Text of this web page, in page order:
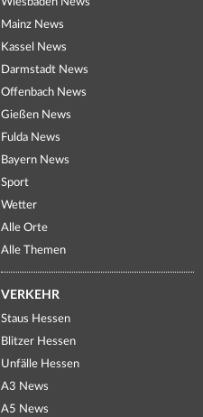
Wiesbaden News
Mainz News
Kassel News
Darmstadt News
Offenbach News
Gießen News
Fulda News
Bayern News
Sport
Wetter
Alle Orte
Alle Themen
VERKEHR
Staus Hessen
Blitzer Hessen
Unfälle Hessen
A3 News
A5 News